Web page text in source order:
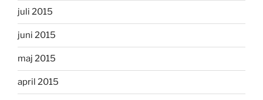
juli 2015
juni 2015
maj 2015
april 2015